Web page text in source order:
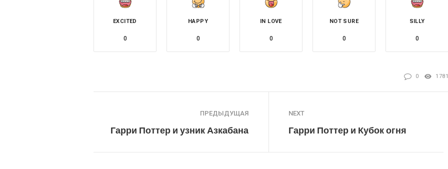
EXCITED
0
HAPPY
0
IN LOVE
0
NOT SURE
0
SILLY
0
0 1781
ПРЕДЫДУЩАЯ
Гарри Поттер и узник Азкабана
NEXT
Гарри Поттер и Кубок огня